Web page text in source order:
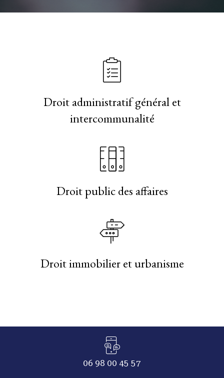
Droit administratif général et
intercommunalité
Droit public des affaires
Droit immobilier et urbanisme
06 98 00 45 57